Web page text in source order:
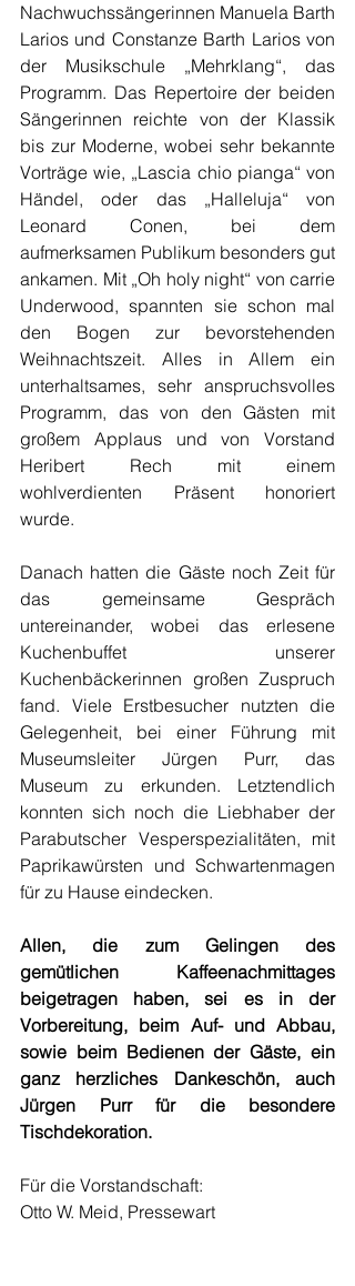
Nachwuchssängerinnen Manuela Barth
Larios und Constanze Barth Larios von
der Musikschule „Mehrklang“, das
Programm. Das Repertoire der beiden
Sängerinnen reichte von der Klassik
bis zur Moderne, wobei sehr bekannte
Vorträge wie, „Lascia chio pianga“ von
Händel, oder das „Halleluja“ von
Leonard Conen, bei dem
aufmerksamen Publikum besonders gut
ankamen. Mit „Oh holy night“ von carrie
Underwood, spannten sie schon mal
den Bogen zur bevorstehenden
Weihnachtszeit. Alles in Allem ein
unterhaltsames, sehr anspruchsvolles
Programm, das von den Gästen mit
großem Applaus und von Vorstand
Heribert Rech mit einem
wohlverdienten Präsent honoriert
wurde.
Danach hatten die Gäste noch Zeit für
das gemeinsame Gespräch
untereinander, wobei das erlesene
Kuchenbuffet unserer
Kuchenbäckerinnen großen Zuspruch
fand. Viele Erstbesucher nutzten die
Gelegenheit, bei einer Führung mit
Museumsleiter Jürgen Purr, das
Museum zu erkunden. Letztendlich
konnten sich noch die Liebhaber der
Parabutscher Vesperspezialitäten, mit
Paprikawürsten und Schwartenmagen
für zu Hause eindecken.
Allen, die zum Gelingen des
gemütlichen Kaffeenachmittages
beigetragen haben, sei es in der
Vorbereitung, beim Auf- und Abbau,
sowie beim Bedienen der Gäste, ein
ganz herzliches Dankeschön, auch
Jürgen Purr für die besondere
Tischdekoration.
Für die Vorstandschaft:
Otto W. Meid, Pressewart